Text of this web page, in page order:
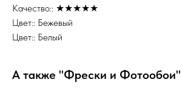
Качество:: ★★★★★
Цвет:: Бежевый
Цвет:: Белый
А также "Фрески и Фотообои"